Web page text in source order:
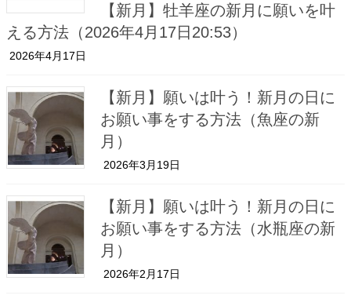
【新月】牡羊座の新月に願いを叶
える方法（2026年4月17日20:53）
2026年4月17日
【新月】願いは叶う！新月の日に
お願い事をする方法（魚座の新
月）
2026年3月19日
【新月】願いは叶う！新月の日に
お願い事をする方法（水瓶座の新
月）
2026年2月17日